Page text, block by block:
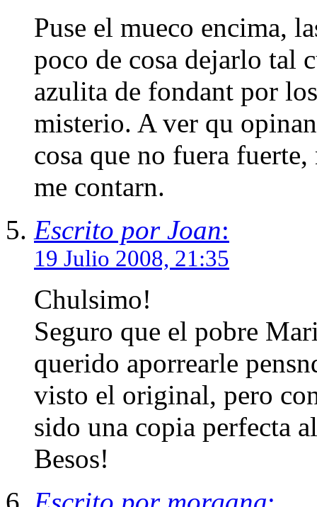
Puse el mueco encima,
poco de cosa dejarlo tal
azulita de fondant por
misterio. A ver qu
cosa que no fuera
me contarn.
Escrito por Joan:
19 Julio 2008, 21:35
Chulsimo!
Seguro que el pobre
querido aporrearle
visto el original, pero
sido una copia perfecta
Besos!